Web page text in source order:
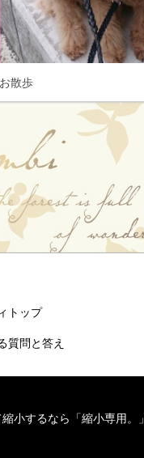
お散歩
トップ
質問と答え
小するなら「縮小専用。」